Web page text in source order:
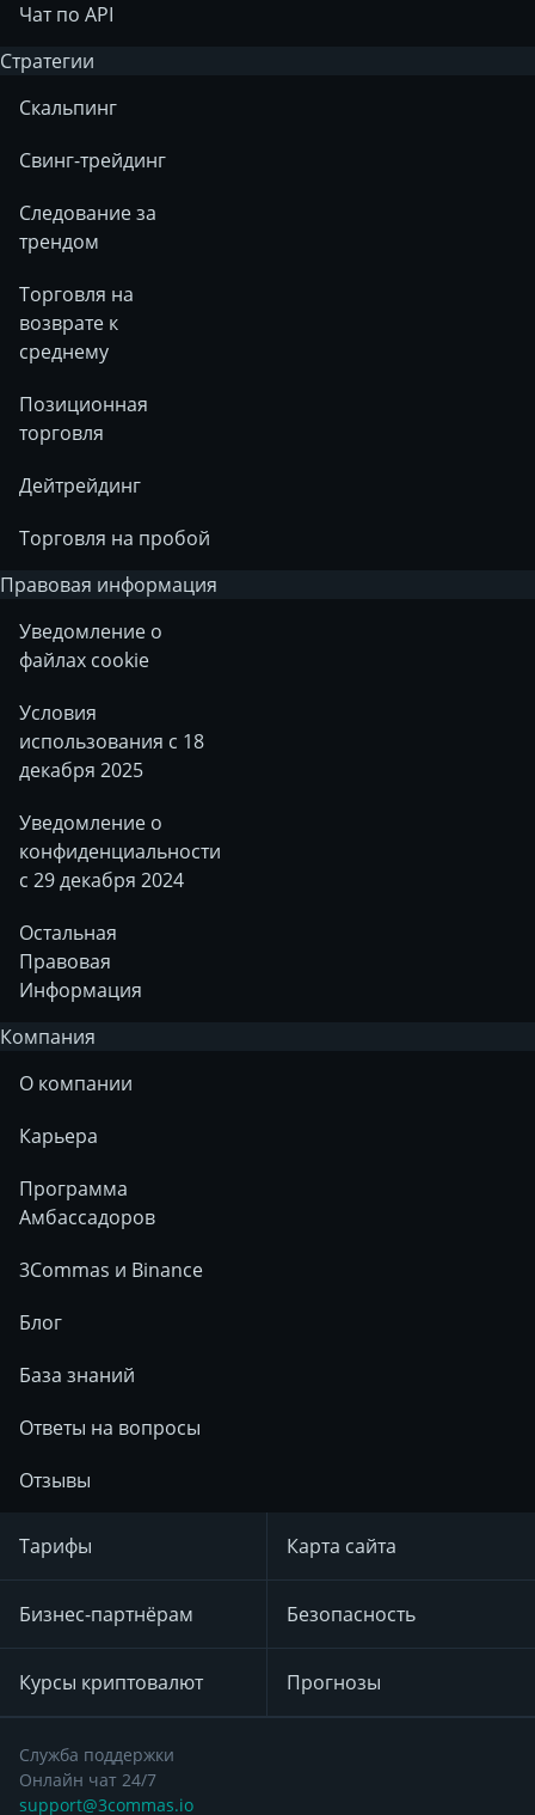
Чат по API
Стратегии
Скальпинг
Свинг-трейдинг
Следование за
трендом
Торговля на
возврате к
среднему
Позиционная
торговля
Дейтрейдинг
Торговля на пробой
Правовая информация
Уведомление о
файлах cookie
Условия
использования с 18
декабря 2025
Уведомление о
конфиденциальности
с 29 декабря 2024
Остальная
Правовая
Информация
Компания
О компании
Карьера
Программа
Амбассадоров
3Commas и Binance
Блог
База знаний
Ответы на вопросы
Отзывы
Тарифы
Бизнес-партнёрам
Курсы криптовалют
Карта сайта
Безопасность
Прогнозы
Служба поддержки
Онлайн чат 24/7
support@3commas.io